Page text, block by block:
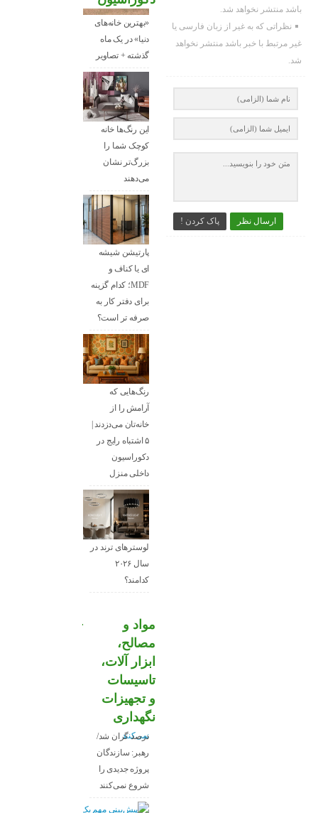
باشد منتشر نخواهد شد.
نظراتی که به غیر از زبان فارسی یا
غیر مرتبط با خبر باشد منتشر نخواهد
شد.
ارسال نظر پاک کردن !
«بهترین خانه‌های
دنیا» در یک ماه
گذشته + تصاویر
این رنگ‌ها خانه
کوچک شما را
بزرگ‌تر نشان
می‌دهند
پارتیشن شیشه
ای یا کناف و
MDF؛ کدام گزینه
برای دفتر کار به
صرفه تر است؟
رنگ‌هایی که
آرامش را از
خانه‌تان می‌دزدند |
۵ اشتباه رایج در
دکوراسیون
داخلی منزل
لوسترهای ترند در
سال ۲۰۲۶
کدامند؟
مواد و
مصالح،
ابزار آلات،
تاسیسات
و تجهیزات
نگهداری
قیمت مصالح
درصد گران شد/
رهبر: سازندگان
پروژه جدیدی را
شروع نمی‌کنند